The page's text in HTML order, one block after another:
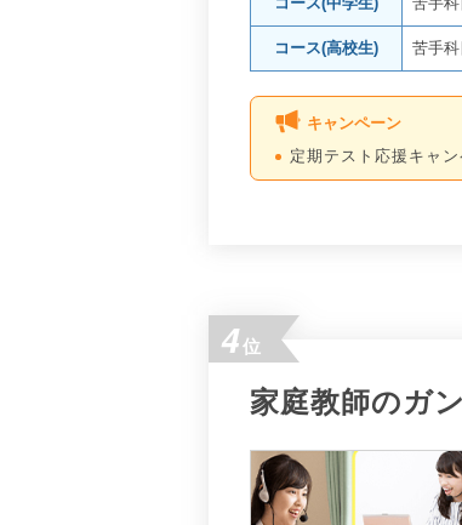
コース(高校生) 苦手
キャンペーン
定期テスト応援キャン
4位
家庭教師のガ